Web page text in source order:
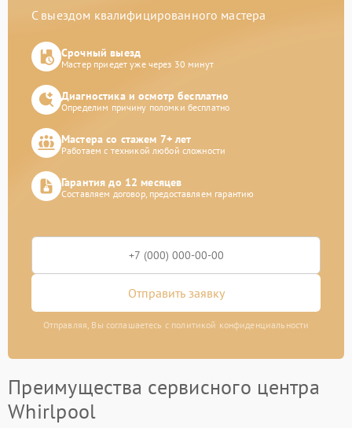
С выездом квалифицированного мастера
Срочный выезд
Мастер приедет уже через 30 минут
Диагностика и осмотр бесплатно
Определим причину поломки бесплатно
Мастера со стажем 7+ лет
Работаем с техникой любой сложности
Гарантия до 12 месяцев
Составляем договор, предоставляем гарантию
Отправить заявку
Отправляя, Вы соглашаетесь с политикой конфиденциальности
Преимущества сервисного центра
Whirlpool